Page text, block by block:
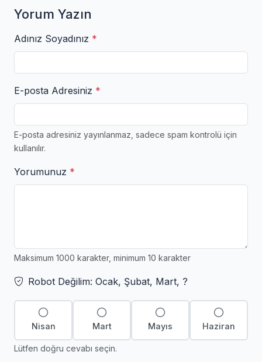
Yorum Yazın
Adınız Soyadınız *
E-posta Adresiniz *
E-posta adresiniz yayınlanmaz, sadece spam kontrolü için
kullanılır.
Yorumunuz *
Maksimum 1000 karakter, minimum 10 karakter
Robot Değilim: Ocak, Şubat, Mart, ?
Nisan Mart Mayıs Haziran
Lütfen doğru cevabı seçin.